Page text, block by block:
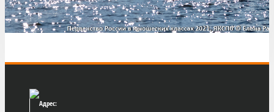
Адрес: